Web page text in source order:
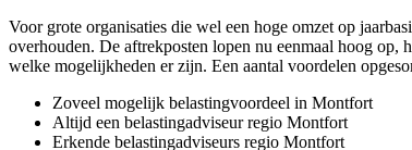
Voor grote organisaties die wel een hoge omzet op
overhouden. De aftrekposten lopen nu eenmaal hoog op,
welke mogelijkheden er zijn. Een aantal voordelen
Zoveel mogelijk belastingvoordeel in Montfort
Altijd een belastingadviseur regio Montfort
Erkende belastingadviseurs regio Montfort